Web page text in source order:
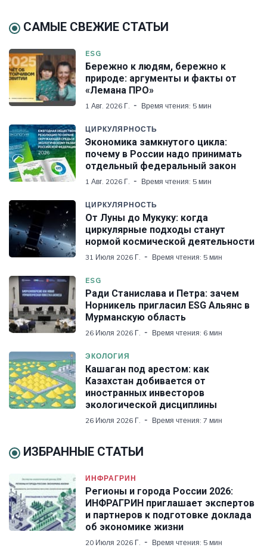
САМЫЕ СВЕЖИЕ СТАТЬИ
ESG
Бережно к людям, бережно к
природе: аргументы и факты от
«Лемана ПРО»
1 Авг. 2026 Г. Время чтения: 5 мин
ЦИРКУЛЯРНОСТЬ
Экономика замкнутого цикла:
почему в России надо принимать
отдельный федеральный закон
1 Авг. 2026 Г. Время чтения: 5 мин
ЦИРКУЛЯРНОСТЬ
От Луны до Мукуку: когда
циркулярные подходы станут
нормой космической деятельности
31 Июля 2026 Г. Время чтения: 5 мин
ESG
Ради Станислава и Петра: зачем
Норникель пригласил ESG Альянс в
Мурманскую область
26 Июля 2026 Г. Время чтения: 6 мин
ЭКОЛОГИЯ
Кашаган под арестом: как
Казахстан добивается от
иностранных инвесторов
экологической дисциплины
26 Июля 2026 Г. Время чтения: 7 мин
ИЗБРАННЫЕ СТАТЬИ
ИНФРАГРИН
Регионы и города России 2026:
ИНФРАГРИН приглашает экспертов
и партнеров к подготовке доклада
об экономике жизни
20 Июля 2026 Г. Время чтения: 5 мин